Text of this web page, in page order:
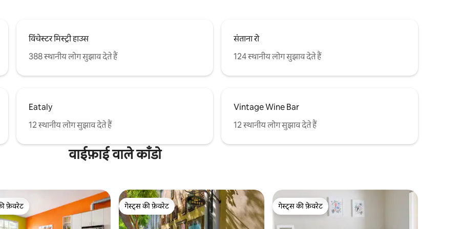
विंचेस्टर मिस्ट्री हाउस
388 स्थानीय लोग सुझाव देते हैं
संताना रो
124 स्थानीय लोग सुझाव देते हैं
Eataly
12 स्थानीय लोग सुझाव देते हैं
Vintage Wine Bar
12 स्थानीय लोग सुझाव देते हैं
वाईफ़ाई वाले काँडो
फ़ेवरेट
फ़ेवरेट
गेस्ट्स की फ़ेवरेट
गेस्ट्स की फ़ेवरेट
गेस्ट्स की फ़ेवरेट
गेस्ट्स की फ़ेवरेट